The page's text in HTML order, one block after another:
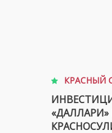
КРАСНЫЙ
«ДАЛЛАРИ»